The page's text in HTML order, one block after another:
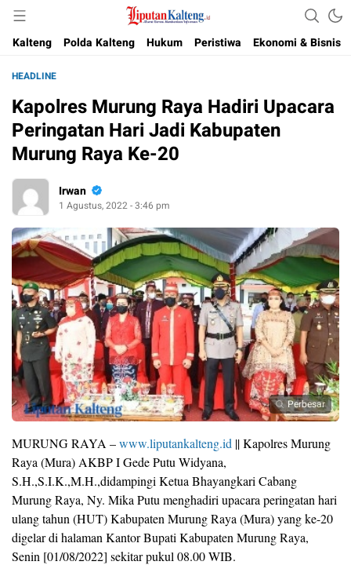
Liputan Kalteng
Akurat, Terpercaya & Independent
Kalteng
Polda Kalteng Hukum Peristiwa Ekonomi & Bisnis
HEADLINE
Kapolres Murung Raya Hadiri Upacara
Peringatan Hari Jadi Kabupaten
Murung Raya Ke-20
Irwan
1 Agustus, 2022 - 3:46 pm
Perbesar
MURUNG RAYA –www.liputankalteng.id || Kapolres Murung
Raya (Mura) AKBP I Gede Putu Widyana,
S.H.,S.I.K.,M.H.,didampingi Ketua Bhayangkari Cabang
Murung Raya, Ny. Mika Putu menghadiri upacara peringatan hari
ulang tahun (HUT) Kabupaten Murung Raya (Mura) yang ke-20
digelar di halaman Kantor Bupati Kabupaten Murung Raya,
Senin [01/08/2022] sekitar pukul 08.00 WIB.